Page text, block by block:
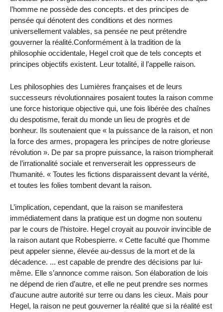
l’homme ne possède des concepts. et des principes de
pensée qui dénotent des conditions et des normes
universellement valables, sa pensée ne peut prétendre
gouverner la réalité.Conformément à la tradition de la
philosophie occidentale, Hegel croit que de tels concepts et
principes objectifs existent. Leur totalité, il l’appelle raison.
Les philosophies des Lumières françaises et de leurs
successeurs révolutionnaires posaient toutes la raison comme
une force historique objective qui, une fois libérée des chaînes
du despotisme, ferait du monde un lieu de progrès et de
bonheur. Ils soutenaient que « la puissance de la raison, et non
la force des armes, propagera les principes de notre glorieuse
révolution ». De par sa propre puissance, la raison triompherait
de l’irrationalité sociale et renverserait les oppresseurs de
l’humanité. « Toutes les fictions disparaissent devant la vérité,
et toutes les folies tombent devant la raison.
L’implication, cependant, que la raison se manifestera
immédiatement dans la pratique est un dogme non soutenu
par le cours de l’histoire. Hegel croyait au pouvoir invincible de
la raison autant que Robespierre. « Cette faculté que l’homme
peut appeler sienne, élevée au-dessus de la mort et de la
décadence. ... est capable de prendre des décisions par lui-
même. Elle s’annonce comme raison. Son élaboration de lois
ne dépend de rien d’autre, et elle ne peut prendre ses normes
d’aucune autre autorité sur terre ou dans les cieux. Mais pour
Hegel, la raison ne peut gouverner la réalité que si la réalité est